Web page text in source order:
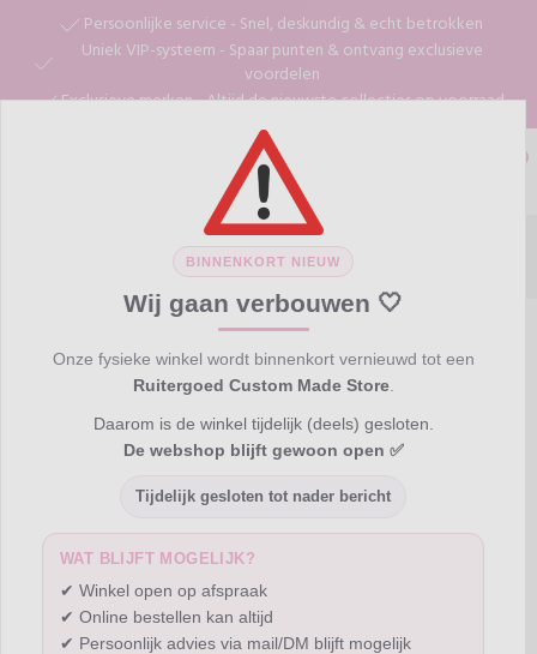
Persoonlijke service - Snel, deskundig & echt betrokken
Uniek VIP-systeem - Spaar punten & ontvang exclusieve
voordelen
Exclusieve merken - Altijd de nieuwste collecties op voorraad
Merken Kingsley Sneaker
Sneaker
BINNENKORT NIEUW
Wij gaan verbouwen 🤍
Onze fysieke winkel wordt binnenkort vernieuwd tot een
Ruitergoed Custom Made Store.
Daarom is de winkel tijdelijk (deels) gesloten.
De webshop blijft gewoon open ✅
Tijdelijk gesloten tot nader bericht
WAT BLIJFT MOGELIJK?
✔ Winkel open op afspraak
✔ Online bestellen kan altijd
✔ Persoonlijk advies via mail/DM blijft mogelijk